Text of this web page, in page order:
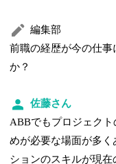
編集部
前職の経歴が今の仕
か？
佐藤さん
ABBでもプロジェク
めが必要な場面が多
ションのスキルが現